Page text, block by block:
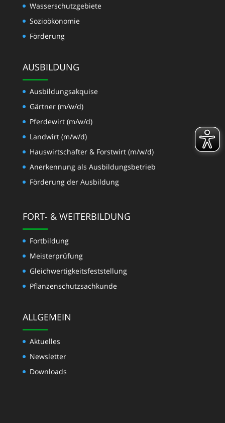
Wasserschutzgebiete
Sozioökonomie
Förderung
AUSBILDUNG
Ausbildungsakquise
Gärtner (m/w/d)
Pferdewirt (m/w/d)
Landwirt (m/w/d)
Hauswirtschafter & Forstwirt (m/w/d)
Anerkennung als Ausbildungsbetrieb
Förderung der Ausbildung
FORT- & WEITERBILDUNG
Fortbildung
Meisterprüfung
Gleichwertigkeits­feststellung
Pflanzenschutzsachkunde
ALLGEMEIN
Aktuelles
Newsletter
Downloads